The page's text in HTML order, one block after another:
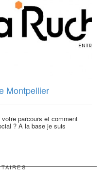
Montpellier
votre parcours et comment
? A la base je suis